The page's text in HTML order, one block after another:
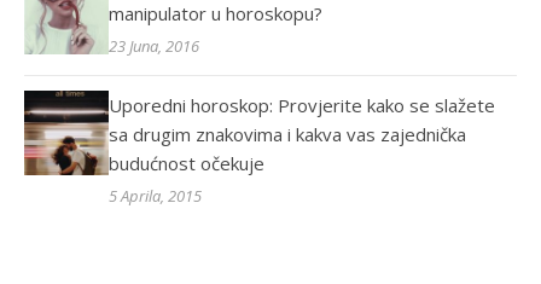
manipulator u horoskopu?
23 Juna, 2016
Uporedni horoskop: Provjerite kako se slažete
sa drugim znakovima i kakva vas zajednička
budućnost očekuje
5 Aprila, 2015